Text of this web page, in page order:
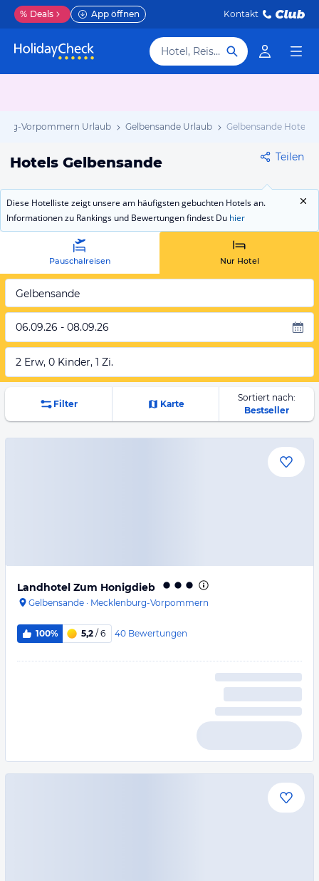
% Deals App öffnen Kontakt
Hotel, Reiseziel
Vorpommern Urlaub Gelbensande Urlaub Gelbensande Hotels
Hotels Gelbensande Teilen
Diese Hotelliste zeigt unsere am häufigsten gebuchten Hotels an.
Informationen zu Rankings und Bewertungen findest Du hier
Pauschalreisen Nur Hotel
Gelbensande
06.09.26 - 08.09.26
2 Erw, 0 Kinder, 1 Zi.
Filter Karte
Sortiert nach:
Bestseller
Landhotel Zum Honigdieb
Gelbensande · Mecklenburg-Vorpommern
100% 5,2 / 6 40 Bewertungen